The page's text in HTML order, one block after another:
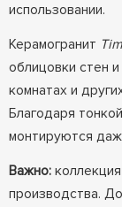
использовании.
Керамогранит
облицовки стен
комнатах и
Благодаря
монтируются
Важно:коллекция
производства.